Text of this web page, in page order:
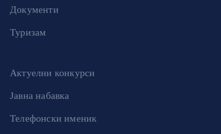
Документи
Туризам
Актуелни конкурси
Јавна набавка
Телефонски именик